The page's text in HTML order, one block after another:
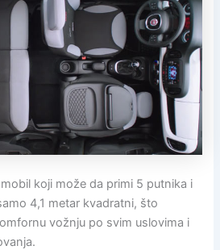
koji može da primi 5 putnika i
4,1 metar kvadratni, što
vožnju po svim uslovima i